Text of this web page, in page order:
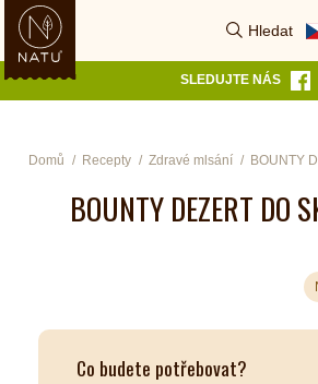
Hledat
Vyhledat
SLEDUJTE NÁS
Domů Recepty Zdravé mlsání BOUNTY
BOUNTY DEZERT DO
Co budete potřebovat?